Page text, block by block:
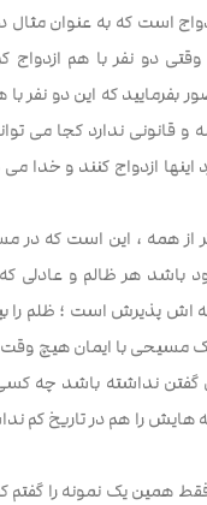
است که به عنوان
دو نفر با هم ازدواج
بفرمایید که این دو نفر
ندارد کجا می
ازدواج کنند و خدا
همه ، این است که در
هر ظالم و عادلی که
است ؛ ظلم را بپذیر
مسیحی با ایمان هیچ
گفتن نداشته باشد چه
را هم در تاریخ کم
یک نمونه را گفتم